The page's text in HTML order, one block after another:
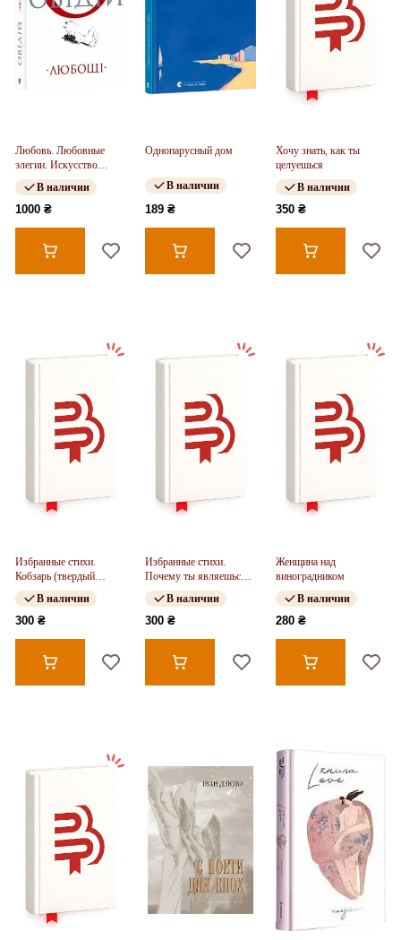
Любовь. Любовные
элегии. Искусство
любви. Лекарство от
любвиВ наличии
1000 ₴
Однопарусный дом
В наличии
189 ₴
Хочу знать, как ты
целуешься
В наличии
350 ₴
Избранные стихи.
Кобзарь (твердый
переплет)
В наличии
300 ₴
Избранные стихи.
Почему ты являешься
мне… (твердый
переплет)В наличии
300 ₴
Женщина над
виноградником
В наличии
280 ₴